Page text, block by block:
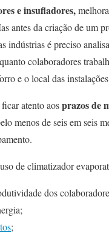
e insufladores,
antes da criação de um
indústrias é preciso
colaboradores
e o local das
atento aosprazos de
menos de seis em seis
de climatizador
dos
;